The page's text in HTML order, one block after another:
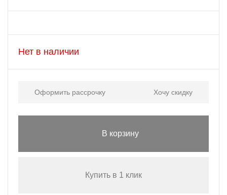
Нет в наличии
Оформить рассрочку Хочу скидку
В корзину
Купить в 1 клик